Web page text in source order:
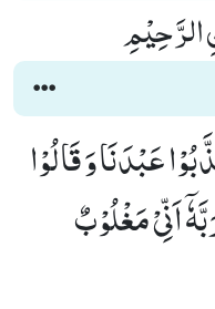
الرَّحِیْمِ
عَبْدَنَا وَ قَالُوْا
فَدَعَا رَبَّهٗۤ اَنِّیْ مَغْلُوْبٌ